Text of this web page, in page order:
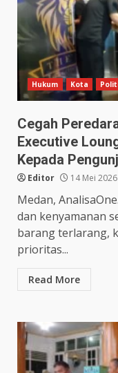
Hukum Kota
Cegah
Executive
Kepada
Editor 14 Mei 2026
Medan,
dan kenyamanan
barang terlarang,
prioritas...
Read More